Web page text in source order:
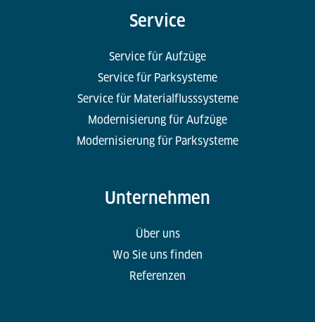
Service
Service für Aufzüge
Service für Parksysteme
Service für Materialflusssysteme
Modernisierung für Aufzüge
Modernisierung für Parksysteme
Unternehmen
Über uns
Wo Sie uns finden
Referenzen